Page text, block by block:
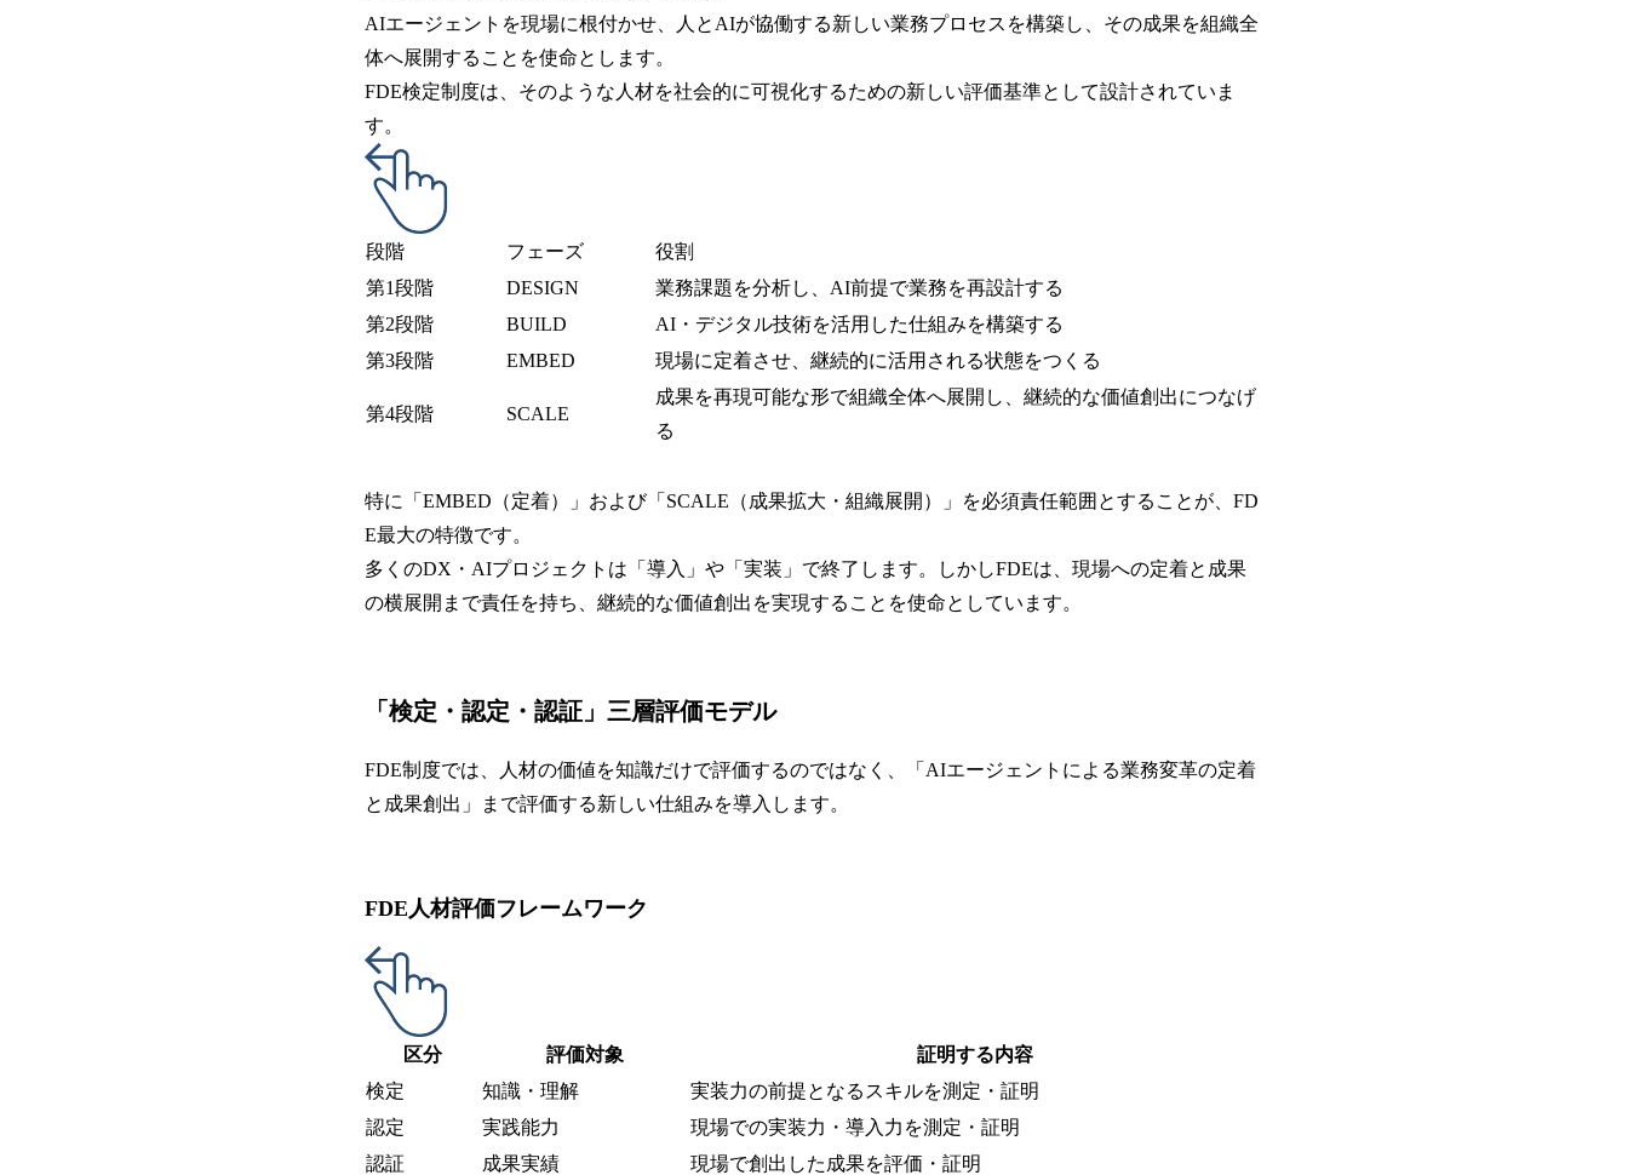
AIエージェントを現場に根付かせ、人とAIが協働する新しい業務プロセスを構築し、その成果を組織全
体へ展開することを使命とします。
FDE検定制度は、そのような人材を社会的に可視化するための新しい評価基準として設計されていま
す。
段階 フェーズ
役割
第1段階
DESIGN
業務課題を分析し、AI前提で業務を再設計する
第2段階
BUILD
AI・デジタル技術を活用した仕組みを構築する
第3段階
EMBED 現場に定着させ、継続的に活用される状態をつくる
第4段階 SCALE
成果を再現可能な形で組織全体へ展開し、継続的な価値創出につなげ
る
特に「EMBED（定着）」および「SCALE（成果拡大・組織展開）」を必須責任範囲とすることが、FD
E最大の特徴です。
多くのDX・AIプロジェクトは「導入」や「実装」で終了します。しかしFDEは、現場への定着と成果
の横展開まで責任を持ち、継続的な価値創出を実現することを使命としています。
「検定・認定・認証」三層評価モデル
FDE制度では、人材の価値を知識だけで評価するのではなく、「AIエージェントによる業務変革の定着
と成果創出」まで評価する新しい仕組みを導入します。
FDE人材評価フレームワーク
区分 評価対象
証明する内容
検定
知識・理解
実装力の前提となるスキルを測定・証明
認定
実践能力
現場での実装力・導入力を測定・証明
認証
成果実績 現場で創出した成果を評価・証明